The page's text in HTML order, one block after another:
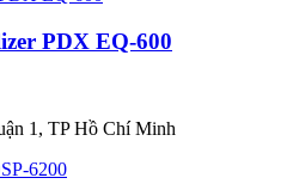
PDX EQ-600
1, TP Hồ Chí Minh